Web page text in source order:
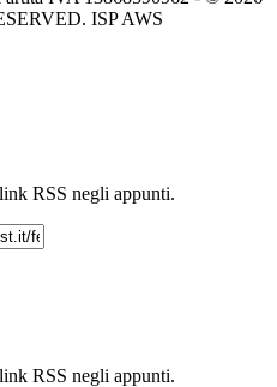
ISP AWS
RSS negli appunti.
RSS negli appunti.